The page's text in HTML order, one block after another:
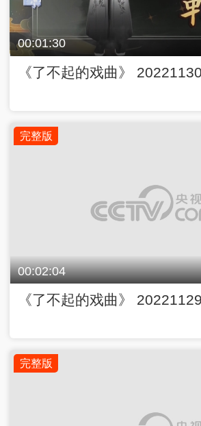
00:01:30
《了不起的戏曲》
完整版
00:02:04
《了不起的戏曲》
完整版